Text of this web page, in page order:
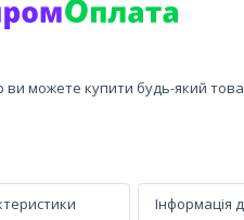
ви можете купити будь-який
Інформація